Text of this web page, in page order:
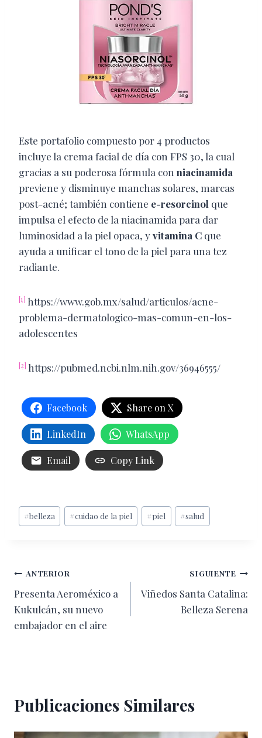
Este portafolio compuesto por 4 productos
incluye la crema facial de día con FPS 30, la cual
gracias a su poderosa fórmula con niacinamida
previene y disminuye manchas solares, marcas
post-acné; también contiene e-resorcinol que
impulsa el efecto de la niacinamida para dar
luminosidad a la piel opaca, yvitamina C que
ayuda a unificar el tono de la piel para una tez
radiante.
[1] https://www.gob.mx/salud/articulos/acne-
problema-dermatologico-mas-comun-en-los-
adolescentes
[2] https://pubmed.ncbi.nlm.nih.gov/36946555/
Facebook Share on X
LinkedIn WhatsApp
Email Copy Link
Etiquetas
de
#belleza #cuidao de la piel #piel #salud
Navegación
de
entradas
ANTERIOR
Presenta Aeroméxico a
Kukulcán, su nuevo
embajador en el aire
SIGUIENTE
Viñedos Santa Catalina:
Belleza Serena
Publicaciones Similares